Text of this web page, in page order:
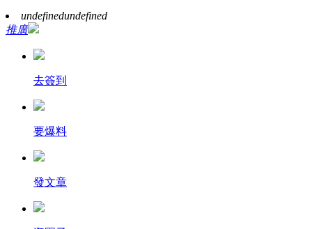
undefinedundefined
推廣
去簽到
要爆料
發文章